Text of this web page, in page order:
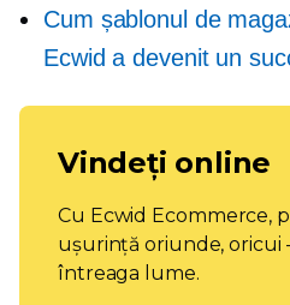
Cum șablonul de
Ecwid a devenit un
Vindeți online
Cu Ecwid Ecommerce,
ușurință oriunde, oricui
întreaga lume.